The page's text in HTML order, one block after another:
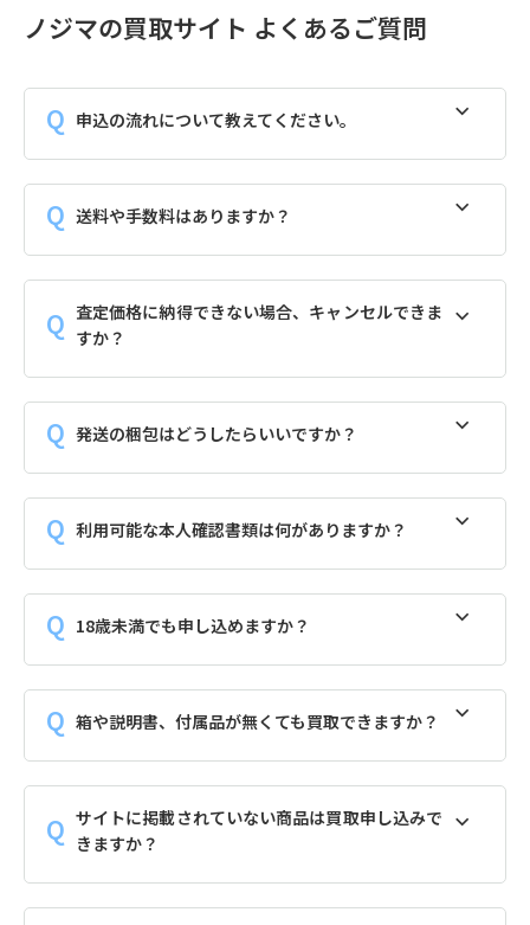
ノジマの買取サイト よくあるご質問
申込の流れについて教えてください。
送料や手数料はありますか？
査定価格に納得できない場合、キャンセルできま
すか？
発送の梱包はどうしたらいいですか？
利用可能な本人確認書類は何がありますか？
18歳未満でも申し込めますか？
箱や説明書、付属品が無くても買取できますか？
サイトに掲載されていない商品は買取申し込みで
きますか？